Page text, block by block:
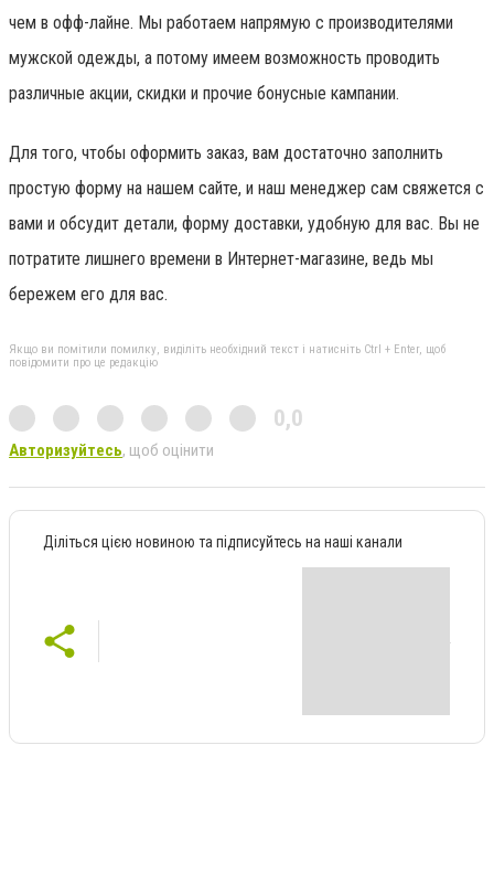
чем в офф-лайне. Мы работаем напрямую с производителями
мужской одежды, а потому имеем возможность проводить
различные акции, скидки и прочие бонусные кампании.
Для того, чтобы оформить заказ, вам достаточно заполнить
простую форму на нашем сайте, и наш менеджер сам свяжется с
вами и обсудит детали, форму доставки, удобную для вас. Вы не
потратите лишнего времени в Интернет-магазине, ведь мы
бережем его для вас.
Якщо ви помітили помилку, виділіть необхідний текст і натисніть Ctrl + Enter, щоб
повідомити про це редакцію
0,0
Авторизуйтесь, щоб оцінити
Діліться цією новиною та підписуйтесь на наші канали